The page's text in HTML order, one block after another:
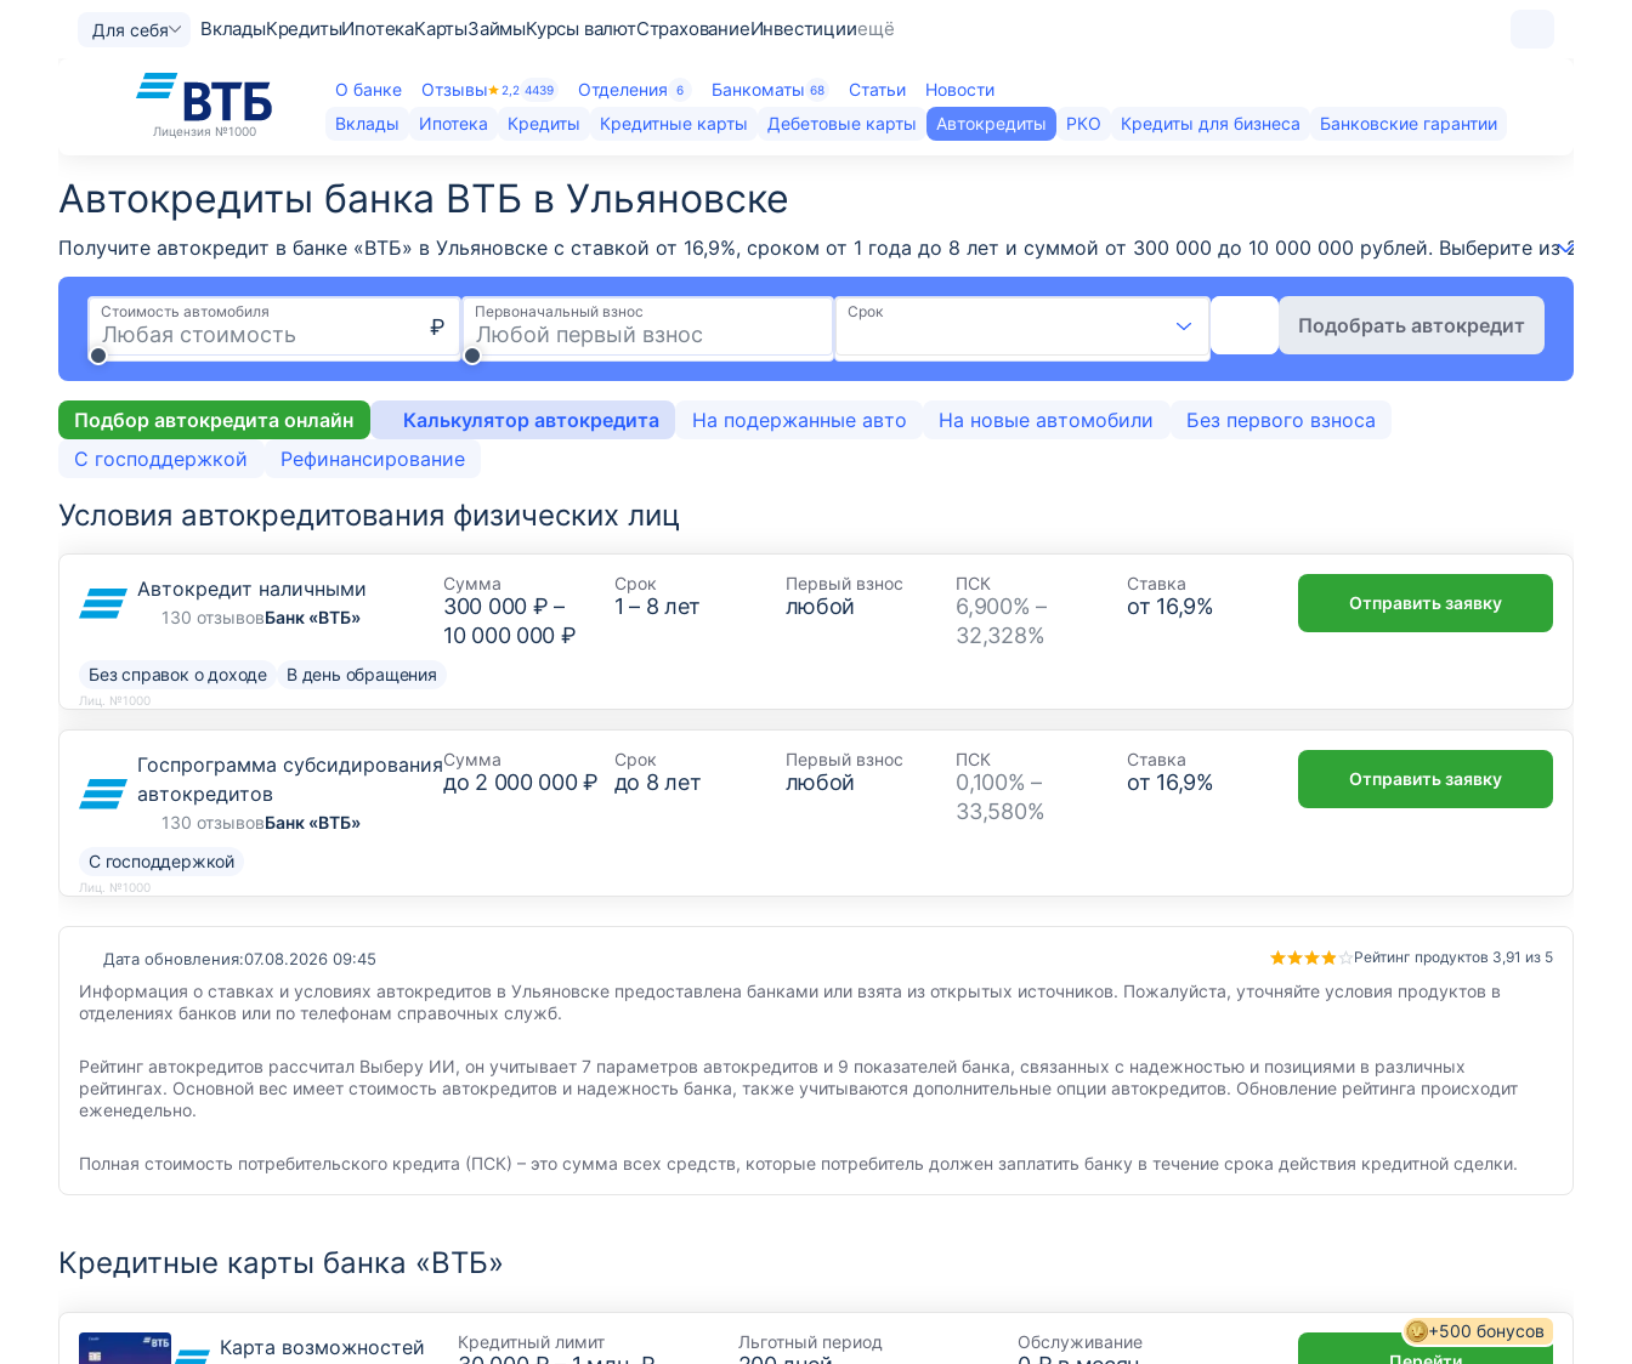
Для себя ВкладыКредитыИпотекаКартыЗаймыКурсы валютСтрахованиеИнвестицииещё
Лицензия №1000
О банке Отзывы 2,2 4439 Отделения 6 Банкоматы 68 Статьи
Новости
Вклады
Ипотека Кредиты Кредитные карты Дебетовые карты Автокредиты РКО Кредиты для бизнеса Банковские гарантии
Автокредиты банка ВТБ в Ульяновске
Получите автокредит в банке «ВТБ» в Ульяновске с ставкой от 16,9%, сроком от 1 года до 8 лет и суммой от 300 000 до 10 000 000 рублей. Выберите из 2
Стоимость автомобиля
₽
Первоначальный взнос Срок
Подобрать автокредит
Подбор автокредита онлайн Калькулятор автокредита На подержанные авто На новые автомобили
Без первого взноса
С господдержкой
Рефинансирование
Условия автокредитования физических лиц
Автокредит наличными
130 отзывовБанк «ВТБ»
Сумма
300 000 ₽ –
10 000 000 ₽
Срок
1 – 8 лет
Первый взнос
любой
ПСК
6,900% –
32,328%
Ставка
от 16,9%
Без справок о доходе В день обращения
Отправить заявку
Лиц. №1000
Госпрограмма субсидирования
автокредитов
130 отзывовБанк «ВТБ»
Сумма
до 2 000 000 ₽
Срок
до 8 лет
Первый взнос
любой
ПСК
0,100% –
33,580%
Ставка
от 16,9%
С господдержкой
Отправить заявку
Лиц. №1000
Дата обновления:07.08.2026 09:45 Рейтинг продуктов 3,91 из 5
Информация о ставках и условиях автокредитов в Ульяновске предоставлена банками или взята из открытых источников. Пожалуйста, уточняйте условия продуктов в
отделениях банков или по телефонам справочных служб.
Рейтинг автокредитов рассчитал Выберу ИИ, он учитывает 7 параметров автокредитов и 9 показателей банка, связанных с надежностью и позициями в различных
рейтингах. Основной вес имеет стоимость автокредитов и надежность банка, также учитываются дополнительные опции автокредитов. Обновление рейтинга происходит
еженедельно.
Полная стоимость потребительского кредита (ПСК) – это сумма всех средств, которые потребитель должен заплатить банку в течение срока действия кредитной сделки.
Кредитные карты банка «ВТБ»
Карта возможностей Кредитный лимит Льготный период Обслуживание
+500 бонусов